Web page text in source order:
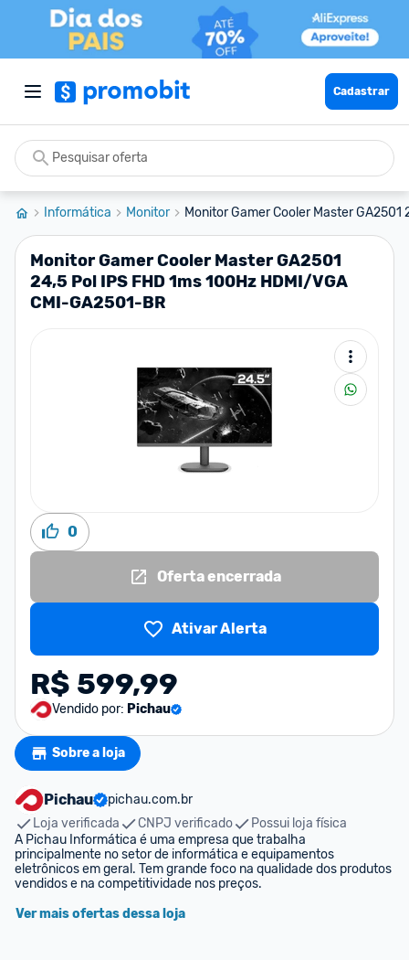
Cadastrar
Informática Monitor Monitor Gamer Cooler Master GA2501
Monitor Gamer Cooler Master GA2501
24,5 Pol IPS FHD 1ms 100Hz HDMI/VGA
CMI-GA2501-BR
0
Oferta encerrada
Ativar Alerta
R$ 599,99
Vendido por: Pichau
Sobre a loja
Pichau
pichau.com.br
Loja verificada
CNPJ verificado
Possui loja física
A Pichau Informática é uma empresa que trabalha
principalmente no setor de informática e equipamentos
eletrônicos em geral. Tem grande foco na qualidade dos produtos
vendidos e na competitividade nos preços.
Ver mais ofertas dessa loja